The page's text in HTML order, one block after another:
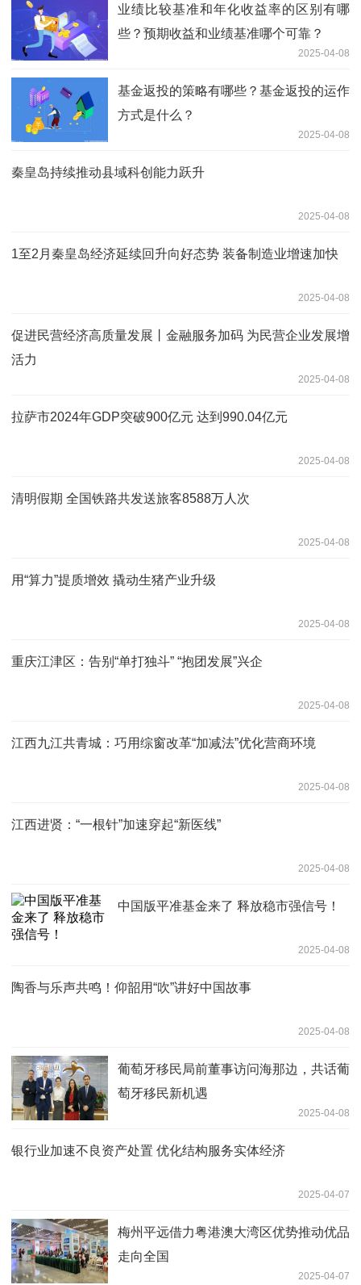
业绩比较基准和年化收益率的区别有哪
些？预期收益和业绩基准哪个可靠？
2025-04-08
基金返投的策略有哪些？基金返投的运作
方式是什么？
2025-04-08
秦皇岛持续推动县域科创能力跃升
2025-04-08
1至2月秦皇岛经济延续回升向好态势 装备制造业增速加快
2025-04-08
促进民营经济高质量发展丨金融服务加码 为民营企业发展增
活力
2025-04-08
拉萨市2024年GDP突破900亿元 达到990.04亿元
2025-04-08
清明假期 全国铁路共发送旅客8588万人次
2025-04-08
用“算力”提质增效 撬动生猪产业升级
2025-04-08
重庆江津区：告别“单打独斗” “抱团发展”兴企
2025-04-08
江西九江共青城：巧用综窗改革“加减法”优化营商环境
2025-04-08
江西进贤：“一根针”加速穿起“新医线”
2025-04-08
中国版平准基金来了 释放稳市强信号！
2025-04-08
陶香与乐声共鸣！仰韶用“吹”讲好中国故事
2025-04-08
葡萄牙移民局前董事访问海那边，共话葡
萄牙移民新机遇
2025-04-08
银行业加速不良资产处置 优化结构服务实体经济
2025-04-07
梅州平远借力粤港澳大湾区优势推动优品
走向全国
2025-04-07